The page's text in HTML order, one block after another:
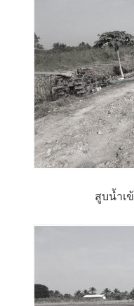
สูบน้ำเ